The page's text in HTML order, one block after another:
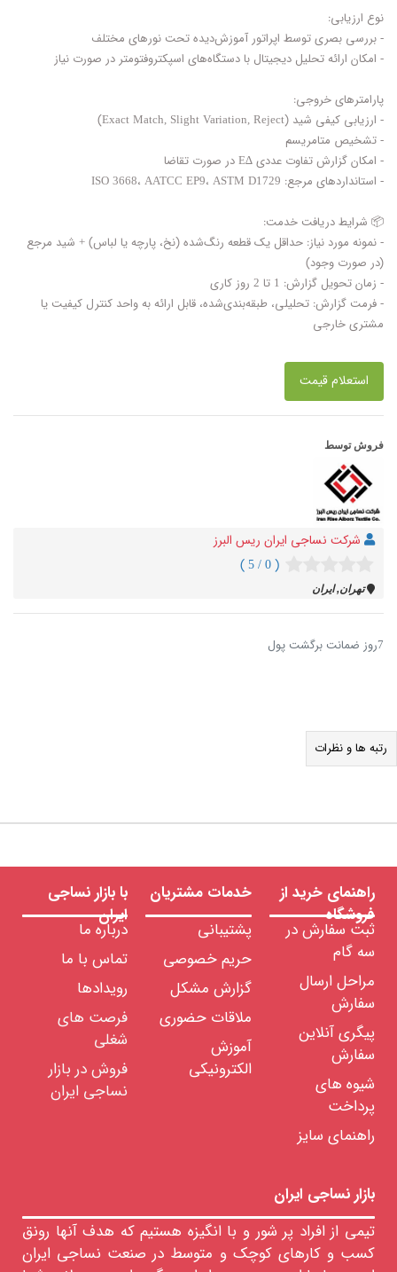
نوع ارزیابی:
- بررسی بصری توسط اپراتور آموزش‌دیده تحت نورهای مختلف
- امکان ارائه تحلیل دیجیتال با دستگاه‌های اسپکتروفتومتر در صورت نیاز
پارامترهای خروجی:
- ارزیابی کیفی شید (Exact Match, Slight Variation, Reject)
- تشخیص متامریسم
- امکان گزارش تفاوت عددی ∆E در صورت تقاضا
- استانداردهای مرجع: ISO 3668، AATCC EP9، ASTM D1729
📦 شرایط دریافت خدمت:
- نمونه مورد نیاز: حداقل یک قطعه رنگ‌شده (نخ، پارچه یا لباس) + شید مرجع
(در صورت وجود)
- زمان تحویل گزارش: 1 تا 2 روز کاری
- فرمت گزارش: تحلیلی، طبقه‌بندی‌شده، قابل ارائه به واحد کنترل کیفیت یا
مشتری خارجی
استعلام قیمت
فروش توسط
شرکت نساجی ایران ریس البرز
( 0 / 5 )
تهران, ایران
7روز ضمانت برگشت پول
رتبه ها و نظرات
راهنمای خرید از
فروشگاه
ثبت سفارش در
سه گام
مراحل ارسال
سفارش
پیگری آنلاین
سفارش
شیوه های
پرداخت
راهنمای سایز
خدمات مشتریان
پشتیبانی
حریم خصوصی
گزارش مشکل
ملاقات حضوری
آموزش
الکترونیکی
با بازار نساجی
ایران
درباره ما
تماس با ما
رویدادها
فرصت های
شغلی
فروش در بازار
نساجی ایران
بازار نساجی ایران
تیمی از افراد پر شور و با انگیزه هستیم که هدف آنها رونق
کسب و کارهای کوچک و متوسط در صنعت نساجی ایران